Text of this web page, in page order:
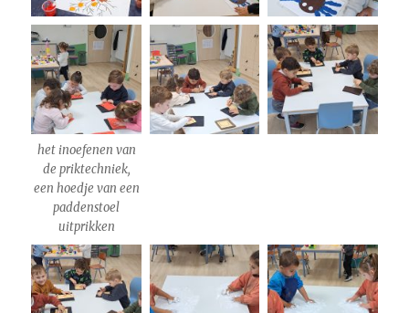
het inoefenen van
de priktechniek,
een hoedje van een
paddenstoel
uitprikken